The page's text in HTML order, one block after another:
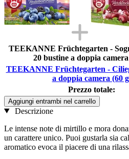
TEEKANNE Früchtegarten -
20 bustine a doppia
TEEKANNE Früchtegarten -
a doppia camera (60
Prezzo totale:
Aggiungi entrambi nel carrello
Descrizione
Le intense note di mirtillo e mora
un carattere unico. Puoi gustarla sia
aromatico evoca il piacere di una